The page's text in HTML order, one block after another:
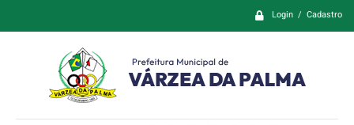
Login / Cadastro